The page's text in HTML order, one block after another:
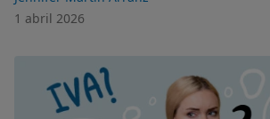
hablamos de cuáles son los indicadores
1 abril 2026